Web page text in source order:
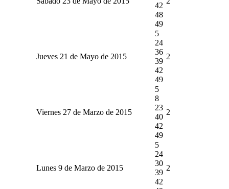
42
48
49
Jueves 21 de Mayo de 2015
5
24
36
39
42
49
2
Viernes 27 de Marzo de 2015
5
8
23
40
42
49
2
Lunes 9 de Marzo de 2015
5
24
30
39
42
2